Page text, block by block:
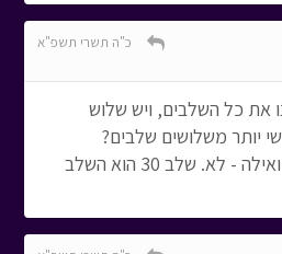
כ"ה תשרי תשפ"א
את כל השלבים, ויש שלוש
יותר משלושים שלבים?
**תשובת מערכת האתר ואילה - לא. שלב 30 הוא השלב